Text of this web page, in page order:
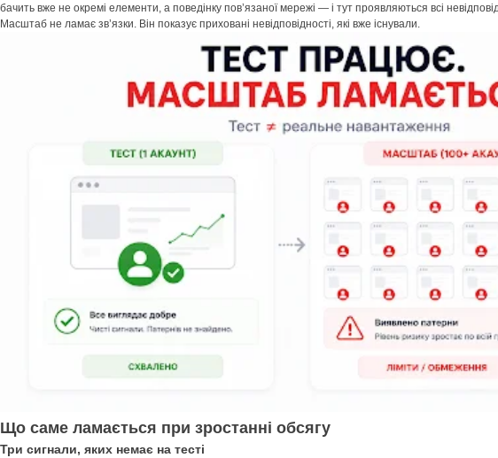
бачить вже не окремі елементи, а поведінку пов’язаної мережі — і тут проявляються всі
Масштаб не ламає зв’язки. Він показує приховані невідповідності, які вже існували.
Що саме ламається при зростанні обсягу
Три сигнали, яких немає на тесті